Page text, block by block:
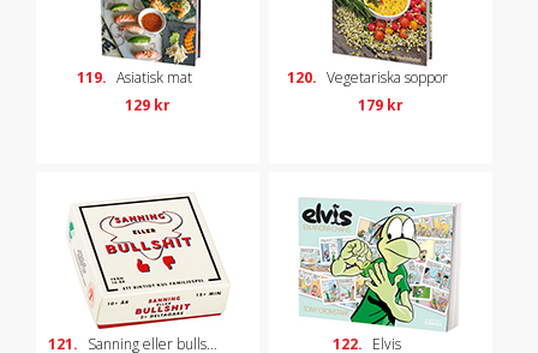
119. Asiatisk mat
129 kr
120. Vegetariska soppor
179 kr
121. Sanning eller bullshit
122. Elvis